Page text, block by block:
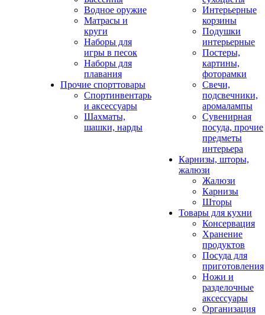
Водное оружие
Матрасы и
круги
Наборы для
игры в песок
Наборы для
плавания
Прочие спорттовары
Спортинвентарь
и аксессуары
Шахматы,
шашки, нарды
Интерьерные
корзины
Подушки
интерьерные
Постеры,
картины,
фоторамки
Свечи,
подсвечники,
аромалампы
Сувенирная
посуда, прочие
предметы
интерьера
Карнизы, шторы,
жалюзи
Жалюзи
Карнизы
Шторы
Товары для кухни
Консервация
Хранение
продуктов
Посуда для
приготовления
Ножи и
разделочные
аксессуары
Организация